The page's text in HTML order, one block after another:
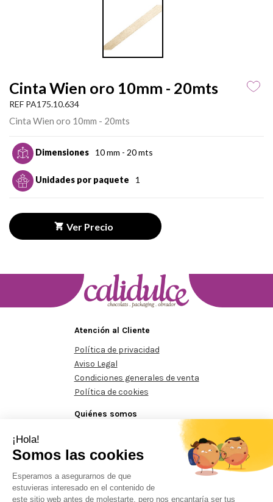
Cinta Wien oro 10mm - 20mts
REF PA175.10.634
Cinta Wien oro 10mm - 20mts
Dimensiones 10 mm - 20 mts
Unidades por paquete 1
Ver Precio
Atención al Cliente
Política de privacidad
Aviso Legal
Condiciones generales de venta
Política de cookies
Quiénes somos
Contacte con nosotros
Pedidos mínimos de 125€ Pedidos mínimos de 125€
Prohibida la reproducción total o parcial del contenido aparecido en este sitio